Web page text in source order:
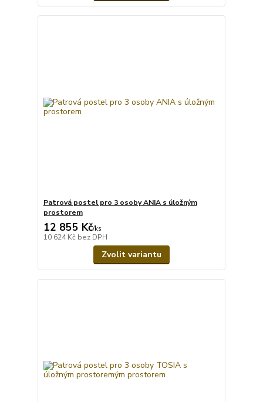
Patrová postel pro 3 osoby ANIA s úložným
prostorem
12 855 Kč/ks
10 624 Kč bez DPH
Zvolit variantu